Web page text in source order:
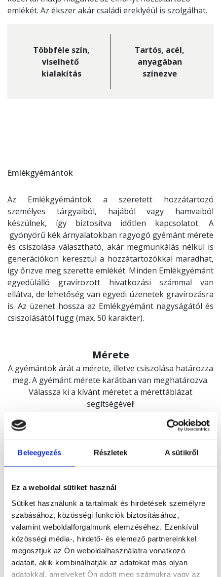
Beleegyezés Részletek A sütikről
Ez a weboldal sütiket használ
Sütiket használunk a tartalmak és hirdetések személyre
szabásához, közösségi funkciók biztosításához,
valamint weboldalforgalmunk elemzéséhez. Ezenkívül
közösségi média-, hirdető- és elemező partnereinkkel
megosztjuk az Ön weboldalhasználatra vonatkozó
adatait, akik kombinálhatják az adatokat más olyan
adatokkal, amelyeket Ön adott meg számukra vagy az
emlékét. Az ékszer akár családi ereklyéül is szolgálhat.
Többféle szín,
viselhető
kialakítás
Tartós, acél,
anyagában
színezve
Emlékgyémántok
Az Emlékgyémántok a szeretett hozzátartozó
személyes tárgyaiból, hajából vagy hamvaiból
készülnek, így biztosítva időtlen kapcsolatot. A
gyönyörű kék árnyalatokban ragyogó gyémánt mérete
és csiszolása választható, akár megmunkálás nélkül is
generációkon keresztül a hozzátartozókkal maradhat,
így őrizve meg szerette emlékét. Minden Emlékgyémánt
egyedülálló gravírozott hivatkozási számmal van
ellátva, de lehetőség van egyedi üzenetek gravírozásra
is. Az üzenet hossza az Emlékgyémánt nagyságától és
csiszolásátòl függ (max. 50 karakter).
Mérete
A gyémántok árát a mérete, illetve csiszolása határozza
meg. A gyémánt mérete karátban van meghatározva.
Válassza ki a kívánt méretet a mérettáblázat
segítségével!
Színe
Minden gyémánt egyedi kék tónusban ragyog.
A színt a bór elem adja, amely kötődik a szénhez. Minel
több bór talalható a kristályrácsban, annál sötétebb a
tónus.